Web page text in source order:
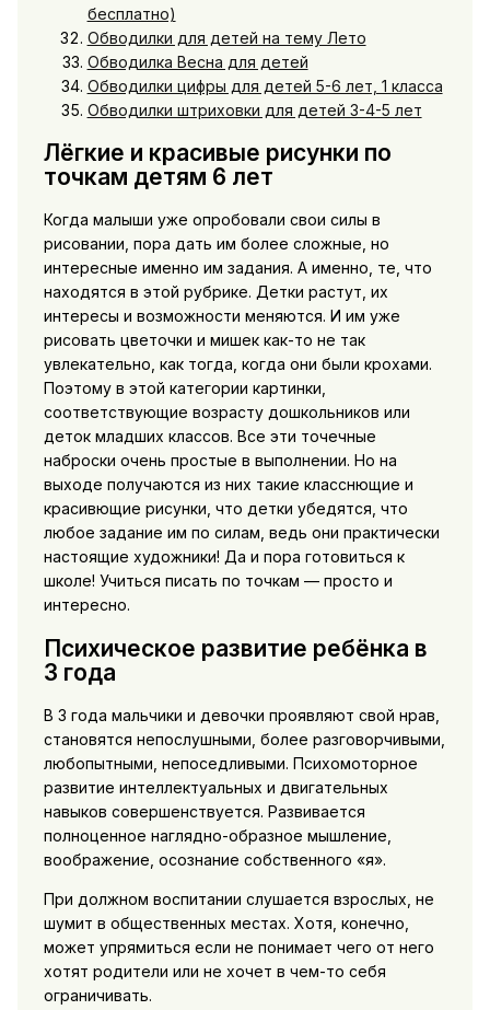
бесплатно)
Обводилки для детей на тему Лето
Обводилка Весна для детей
Обводилки цифры для детей 5-6 лет, 1 класса
Обводилки штриховки для детей 3-4-5 лет
Лёгкие и красивые рисунки по
точкам детям 6 лет
Когда малыши уже опробовали свои силы в
рисовании, пора дать им более сложные, но
интересные именно им задания. А именно, те, что
находятся в этой рубрике. Детки растут, их
интересы и возможности меняются. И им уже
рисовать цветочки и мишек как-то не так
увлекательно, как тогда, когда они были крохами.
Поэтому в этой категории картинки,
соответствующие возрасту дошкольников или
деток младших классов. Все эти точечные
наброски очень простые в выполнении. Но на
выходе получаются из них такие класснющие и
красивющие рисунки, что детки убедятся, что
любое задание им по силам, ведь они практически
настоящие художники! Да и пора готовиться к
школе! Учиться писать по точкам — просто и
интересно.
Психическое развитие ребёнка в
3 года
В 3 года мальчики и девочки проявляют свой нрав,
становятся непослушными, более разговорчивыми,
любопытными, непоседливыми. Психомоторное
развитие интеллектуальных и двигательных
навыков совершенствуется. Развивается
полноценное наглядно-образное мышление,
воображение, осознание собственного «я».
При должном воспитании слушается взрослых, не
шумит в общественных местах. Хотя, конечно,
может упрямиться если не понимает чего от него
хотят родители или не хочет в чем-то себя
ограничивать.